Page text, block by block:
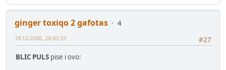
ginger toxiqo 2 gafotas
4
#27
18-12-2006, 20:43:33
BLIC PULS pise i ovo: